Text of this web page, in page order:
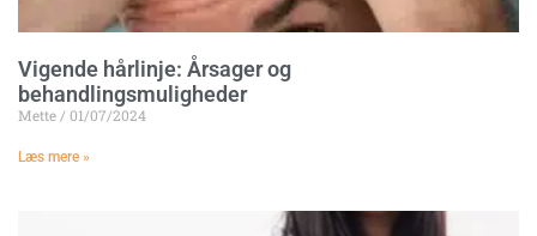
Vigende hårlinje: Årsager og
behandlingsmuligheder
Mette 01/07/2024
Læs mere »